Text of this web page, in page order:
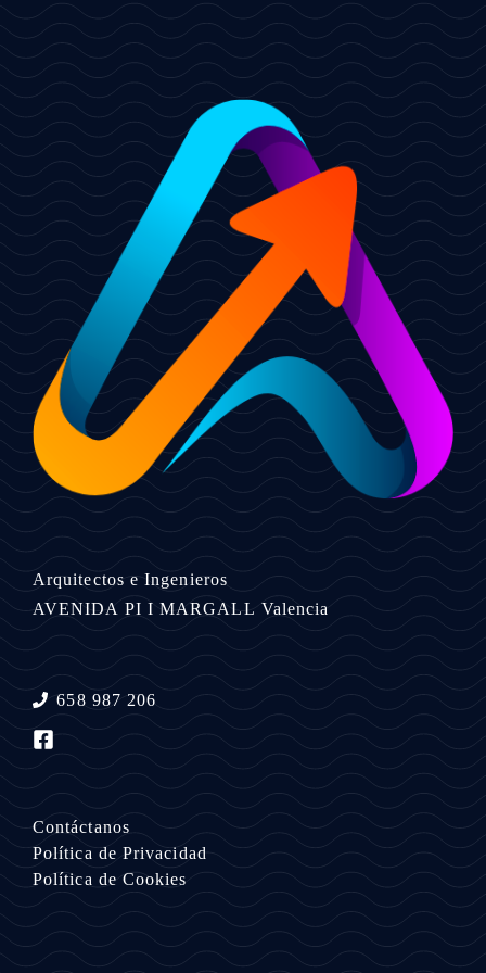
Arquitectos e Ingenieros
AVENIDA PI I MARGALL Valencia
658 987 206
Contáctanos
Política de Privacidad
Política de Cookies